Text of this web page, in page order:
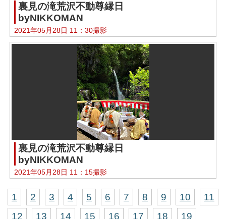
裏見の滝荒沢不動尊縁日
byNIKKOMAN
2021年05月28日 11：30撮影
裏見の滝荒沢不動尊縁日
byNIKKOMAN
2021年05月28日 11：15撮影
1 2 3 4 5 6 7 8 9 10
11
12
13 14 15 16 17 18 19